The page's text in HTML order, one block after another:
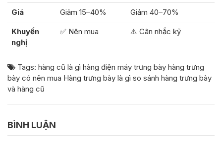
Giá Giảm 15–40% Giảm 40–70%
Khuyến
nghị
✅ Nên mua ⚠️ Cân nhắc kỹ
Tags: hàng cũ là gì hàng điện máy trưng bày hàng trưng
bày có nên mua Hàng trưng bày là gì so sánh hàng trưng bày
và hàng cũ
BÌNH LUẬN